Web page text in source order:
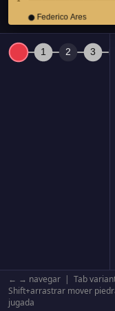
← → navegar | Tab
Shift+arrastrar mover
jugada